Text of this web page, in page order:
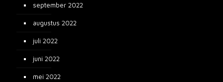
september 2022
augustus 2022
juli 2022
juni 2022
mei 2022